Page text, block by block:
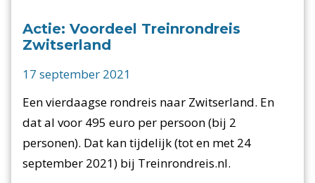
Actie: Voordeel Treinrondreis
Zwitserland
17 september 2021
Een vierdaagse rondreis naar Zwitserland. En
dat al voor 495 euro per persoon (bij 2
personen). Dat kan tijdelijk (tot en met 24
september 2021) bij Treinrondreis.nl.